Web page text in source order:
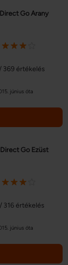
Go Arany
/ 369 értékelés
június óta
Go Ezüst
316 értékelés
június óta